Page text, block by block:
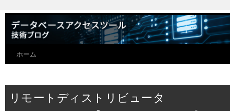
ホーム
リモートディストリビュータ